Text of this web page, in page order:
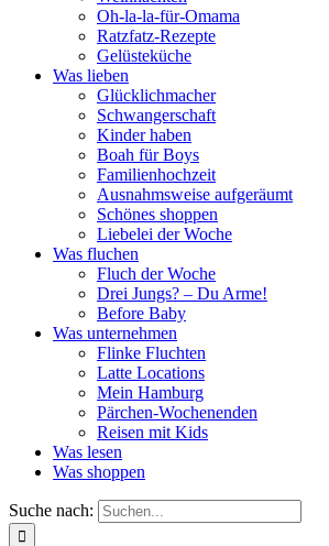
Oh-la-la-für-Omama
Ratzfatz-Rezepte
Gelüsteküche
Was lieben
Glücklichmacher
Schwangerschaft
Kinder haben
Boah für Boys
Familienhochzeit
Ausnahmsweise aufgeräumt
Schönes shoppen
Liebelei der Woche
Was fluchen
Fluch der Woche
Drei Jungs? – Du Arme!
Before Baby
Was unternehmen
Flinke Fluchten
Latte Locations
Mein Hamburg
Pärchen-Wochenenden
Reisen mit Kids
Was lesen
Was shoppen
Suche nach: